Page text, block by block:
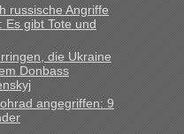
in Urgyniw ausgereist,
ca. 15 Fahrzeuge
egal, nach ca 20
• Re: An welchem
und der Ukraine
russische Angriffe
Es gibt Tote und
die Ukraine
Donbass
angegriffen: 9